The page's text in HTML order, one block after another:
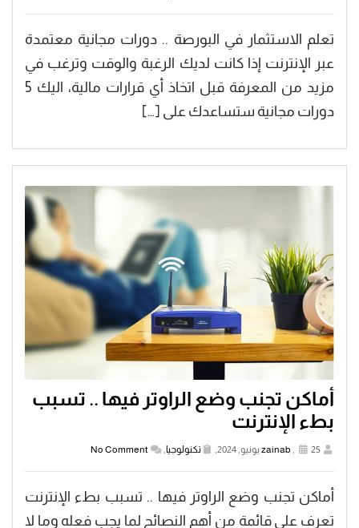
تعلم الاستثمار في البورصة .. دورات مجانية معتمدة
عبر الإنترنت إذا كانت لديك الرغبة والوقت وترغب في
مزيد من المعرفة قبل اتخاذ أي قرارات مالية، اليك 5
دورات مجانية ستساعدك على […]
أماكن تجنب وضع الراوتر فيها .. تسبب
بطء الإنترنت
zainab 25 يونيو, 2024, تكنولوجيا No Comment
أماكن تجنب وضع الراوتر فيها .. تسبب بطء الإنترنت
تعرف على قائمة من أهم النصائح لما يجب فعله وما لا